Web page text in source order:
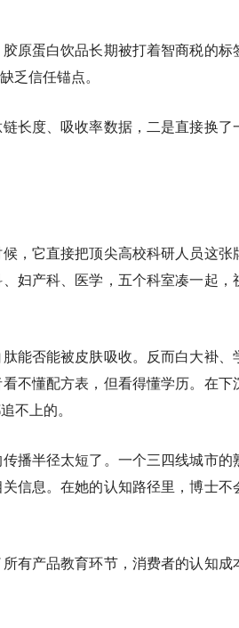
原蛋白饮品长期被打着智商税的标
乏信任锚点。
长度、吸收率数据，二是直接换了
，它直接把顶尖高校科研人员这张
妇产科、医学，五个科室凑一起，
能否能被皮肤吸收。反而白大褂、
不懂配方表，但看得懂学历。在下
不上的。
播半径太短了。一个三四线城市的
信息。在她的认知路径里，博士不
有产品教育环节，消费者的认知成